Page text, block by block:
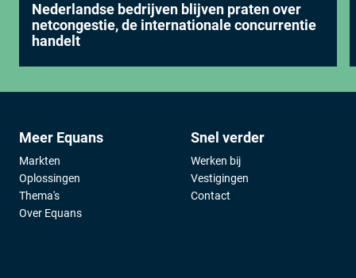
Nederlandse bedrijven blijven praten over
netcongestie, de internationale concurrentie
handelt
Meer Equans
Markten
Oplossingen
Thema's
Over Equans
Snel verder
Werken bij
Vestigingen
Contact